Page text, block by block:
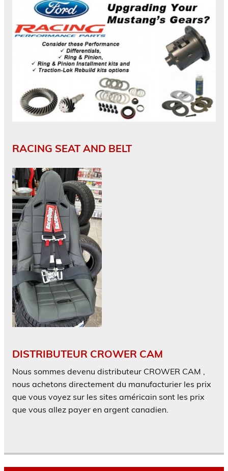
RACING SEAT AND BELT
DISTRIBUTEUR CROWER CAM
Nous sommes devenu distributeur CROWER CAM ,
nous achetons directement du manufacturier les prix
que vous voyez sur les sites américain sont les prix
que vous allez payer en argent canadien.